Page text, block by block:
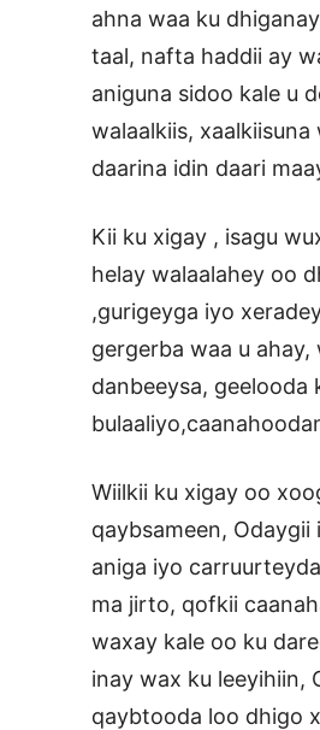
ahna waa ku
taal, nafta haddii ay
aniguna sidoo kale u
walaalkiis,
daarina idin daari
Kii ku xigay , isagu
helay walaalahey oo
,gurigeyga iyo
gergerba waa u
danbeeysa, geelooda
Wiilkii ku xigay oo
qaybsameen, Odaygii
aniga iyo
ma jirto, qofkii
waxay kale oo ku
inay wax ku leeyihiin,
qaybtooda loo dhigo